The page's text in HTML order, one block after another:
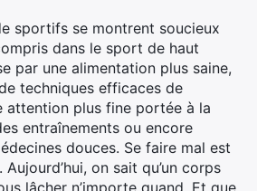
sportifs se montrent soucieux
dans le sport de haut
par une alimentation plus saine,
techniques efficaces de
attention plus fine portée à la
entraînements ou encore
douces. Se faire mal est
. Aujourd’hui, on sait qu’un corps
lâcher n’importe quand. Et que